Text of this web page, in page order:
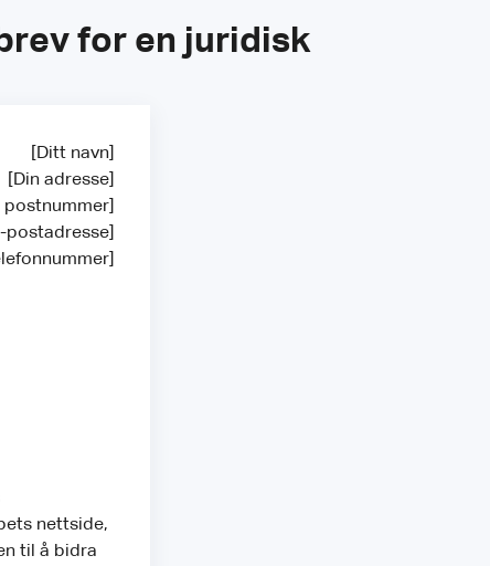
for en juridisk
[Ditt navn]
[Din adresse]
postnummer]
postadresse]
nettside,
til å bidra